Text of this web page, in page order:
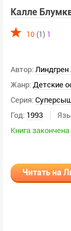
Калле
10 (1) 1
Автор: Линдгрен
Жанр: Детские
Серия:
Год: 1993
Книга закончена
Читать на